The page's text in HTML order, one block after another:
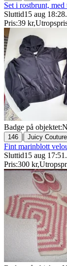
Set i rostbrunt,
Sluttid15 aug 18:28.
Pris:39 kr,
Badge på objektet:
146 | Juicy Couture
Fint marinblott
Sluttid15 aug 17:51 .
Pris:300 kr,